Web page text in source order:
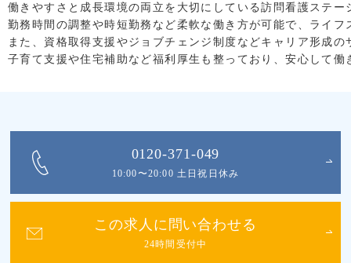
働きやすさと成長環境の両立を大切にしている訪問看護ステー
勤務時間の調整や時短勤務など柔軟な働き方が可能で、ライ
また、資格取得支援やジョブチェンジ制度などキャリア形成
子育て支援や住宅補助など福利厚生も整っており、安心して働
0120-371-049
10:00〜20:00 土日祝日休み
この求人に問い合わせる
24時間受付中